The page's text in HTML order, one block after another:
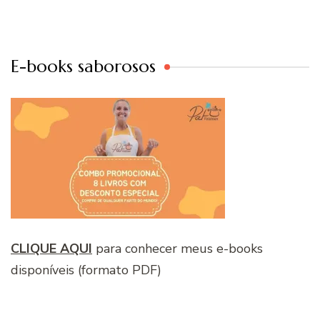
E-books saborosos
CLIQUE AQUI para conhecer meus e-books
disponíveis (formato PDF)